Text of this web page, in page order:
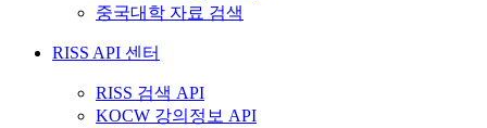
중국대학 자료 검색
RISS API 센터
RISS 검색 API
KOCW 강의정보 API